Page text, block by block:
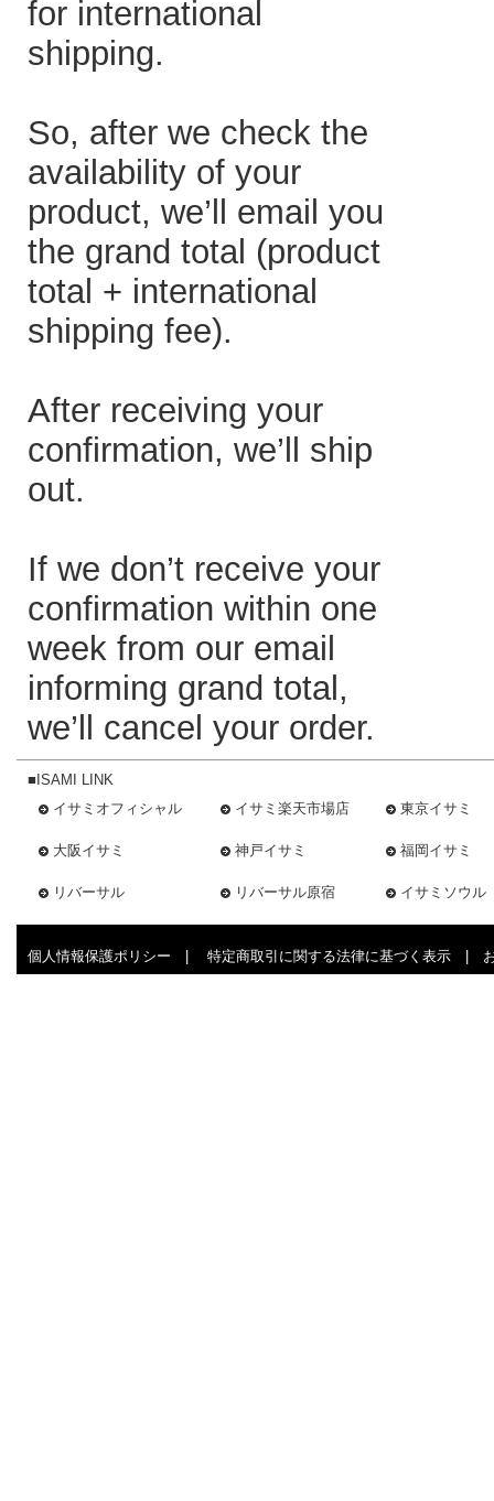
for international
shipping.
So, after we check the
availability of your
product, we’ll email you
the grand total (product
total + international
shipping fee).
After receiving your
confirmation, we’ll ship
out.
If we don’t receive your
confirmation within one
week from our email
informing grand total,
we’ll cancel your order.
■ISAMI LINK
イサミオフィシャル
イサミ楽天市場店 東京イサミ
大阪イサミ 神戸イサミ 福岡イサミ
リバーサル リバーサル原宿 イサミソウル
個人情報保護ポリシー 特定商取引に関する法律に基づく表示